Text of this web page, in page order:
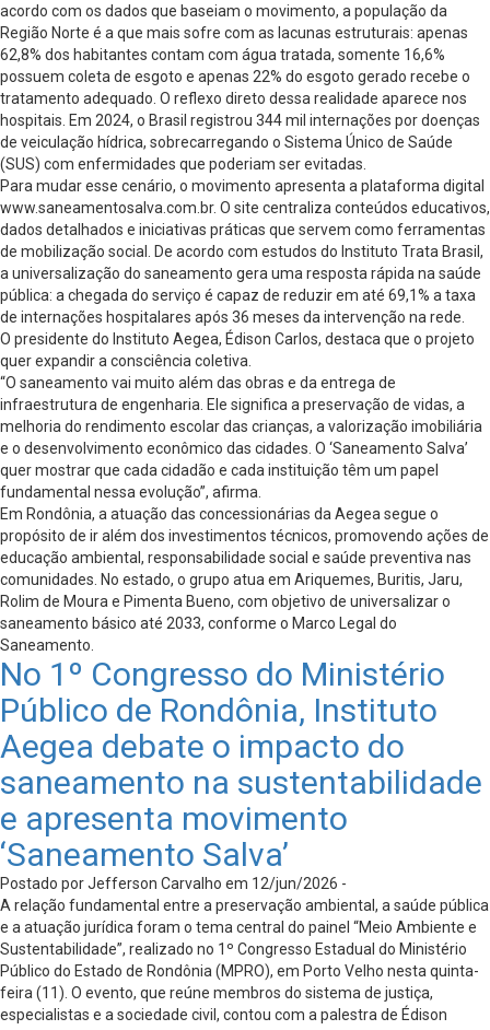
acordo com os dados que baseiam o movimento, a população da
Região Norte é a que mais sofre com as lacunas estruturais: apenas
62,8% dos habitantes contam com água tratada, somente 16,6%
possuem coleta de esgoto e apenas 22% do esgoto gerado recebe o
tratamento adequado. O reflexo direto dessa realidade aparece nos
hospitais. Em 2024, o Brasil registrou 344 mil internações por doenças
de veiculação hídrica, sobrecarregando o Sistema Único de Saúde
(SUS) com enfermidades que poderiam ser evitadas.
Para mudar esse cenário, o movimento apresenta a plataforma digital
www.saneamentosalva.com.br. O site centraliza conteúdos educativos,
dados detalhados e iniciativas práticas que servem como ferramentas
de mobilização social. De acordo com estudos do Instituto Trata Brasil,
a universalização do saneamento gera uma resposta rápida na saúde
pública: a chegada do serviço é capaz de reduzir em até 69,1% a taxa
de internações hospitalares após 36 meses da intervenção na rede.
O presidente do Instituto Aegea, Édison Carlos, destaca que o projeto
quer expandir a consciência coletiva.
“O saneamento vai muito além das obras e da entrega de
infraestrutura de engenharia. Ele significa a preservação de vidas, a
melhoria do rendimento escolar das crianças, a valorização imobiliária
e o desenvolvimento econômico das cidades. O ‘Saneamento Salva’
quer mostrar que cada cidadão e cada instituição têm um papel
fundamental nessa evolução”, afirma.
Em Rondônia, a atuação das concessionárias da Aegea segue o
propósito de ir além dos investimentos técnicos, promovendo ações de
educação ambiental, responsabilidade social e saúde preventiva nas
comunidades. No estado, o grupo atua em Ariquemes, Buritis, Jaru,
Rolim de Moura e Pimenta Bueno, com objetivo de universalizar o
saneamento básico até 2033, conforme o Marco Legal do
Saneamento.
No 1º Congresso do Ministério
Público de Rondônia, Instituto
Aegea debate o impacto do
saneamento na sustentabilidade
e apresenta movimento
‘Saneamento Salva’
Postado por Jefferson Carvalho em 12/jun/2026 -
A relação fundamental entre a preservação ambiental, a saúde pública
e a atuação jurídica foram o tema central do painel “Meio Ambiente e
Sustentabilidade”, realizado no 1º Congresso Estadual do Ministério
Público do Estado de Rondônia (MPRO), em Porto Velho nesta quinta-
feira (11). O evento, que reúne membros do sistema de justiça,
especialistas e a sociedade civil, contou com a palestra de Édison